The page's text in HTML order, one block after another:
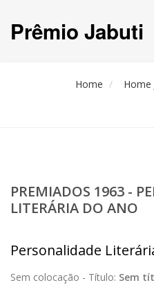
Prêmio Jabuti
Home Home
PREMIADOS 1963 -
LITERÁRIA DO ANO
Personalidade
Sem colocação - Título: Sem